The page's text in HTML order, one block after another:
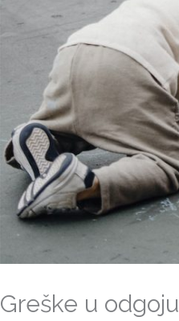
Greške u